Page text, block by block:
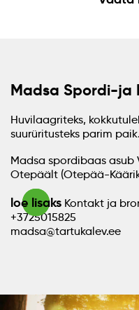
Madsa Spordi-ja
Huvilaagriteks,
suurüritusteks parim paik.
Madsa spordibaas asub
Otepäält (Otepää-
loe lisaks Kontakt ja
+3725015825
madsa@tartukalev.ee